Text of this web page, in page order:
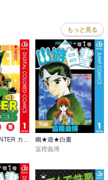
もっと見る
HUNTER×HUNTER カラー版
完結
幽★遊★白書
冨樫義博